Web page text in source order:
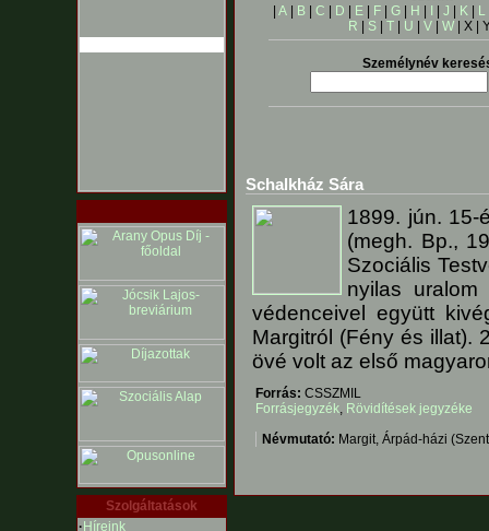
Szolgáltatások
· Híreink
A B C D E F G H J K L
R
S T U V W | X |
Személynév
Schalkház Sára
1899. jún. 15-
(megh. Bp.,
Szociális
nyilas uralom
védenceivel együtt
Margitról (Fény és illat).
övé volt az első
Forrás: CSSZMIL
Forrásjegyzék, Rövidítések jegyzéke
Névmutató: Margit, Árpád-házi